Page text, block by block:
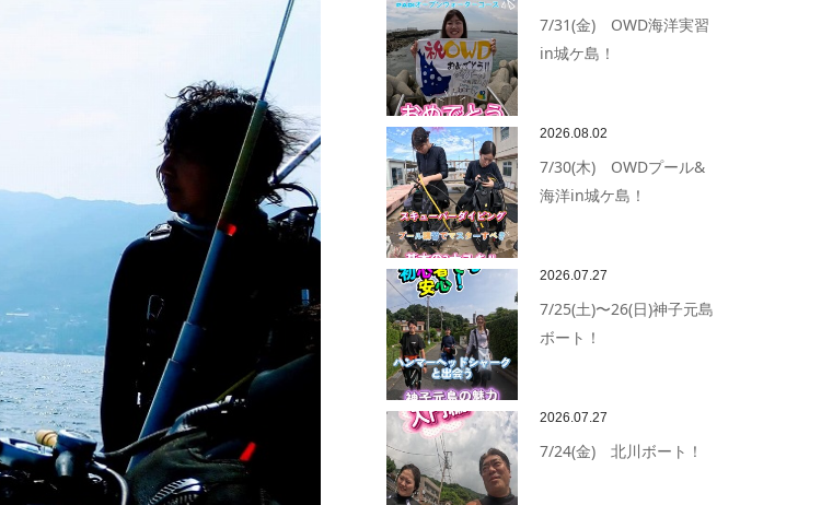
7/31(金) OWD海洋実習
in城ケ島！
2026.08.02
7/30(木) OWDプール&
海洋in城ケ島！
2026.07.27
7/25(土)〜26(日)神子元島
ボート！
2026.07.27
7/24(金) 北川ボート！